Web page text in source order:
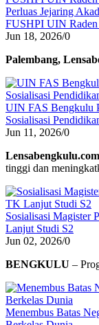
Perluas Jejaring
FUSHPI UIN Raden
Jun 18, 2026/0
Palembang,
UIN FAS Bengkulu
Sosialisasi
Jun 11, 2026/0
Lensabengkulu.com
tinggi dan
Sosialisasi
Lanjut Studi S2
Jun 02, 2026/0
BENGKULU –
Menembus Batas